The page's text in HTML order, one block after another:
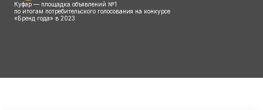
Куфар — площадка объявлений №1
по итогам потребительского голосования на конкурсе
«Бренд года» в 2023